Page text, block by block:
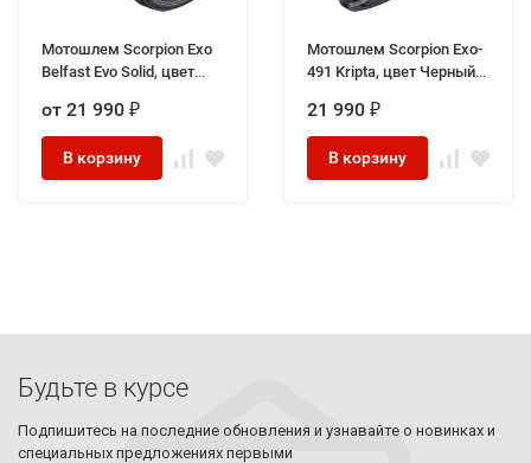
Мотошлем Scorpion Exo
Belfast Evo Solid, цвет
от 21 990 ₽
В корзину
Мотошлем Scorpion Exo-
491 Kripta, цвет Черный/
21 990 ₽
В корзину
Будьте в курсе
Подпишитесь на последние обновления и узнавайте о новинках и
специальных предложениях первыми